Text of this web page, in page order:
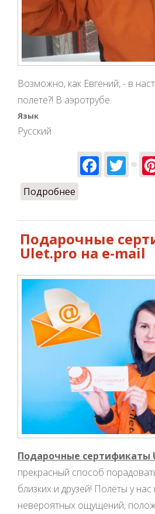
Возможно, как Евгений, - в
полете?! В аэротрубе.
Язык
Русский
Подробнее
Подарочные
Ulet.pro на e-mail
Подарочные сертификаты
прекрасный способ
близких и друзей! Полёты у
невероятных ощущений,